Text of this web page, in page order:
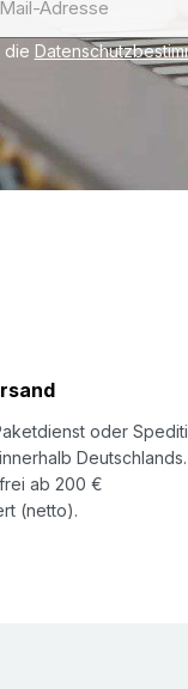
die
oder
Deutschlands.
ab 200 €
(netto).